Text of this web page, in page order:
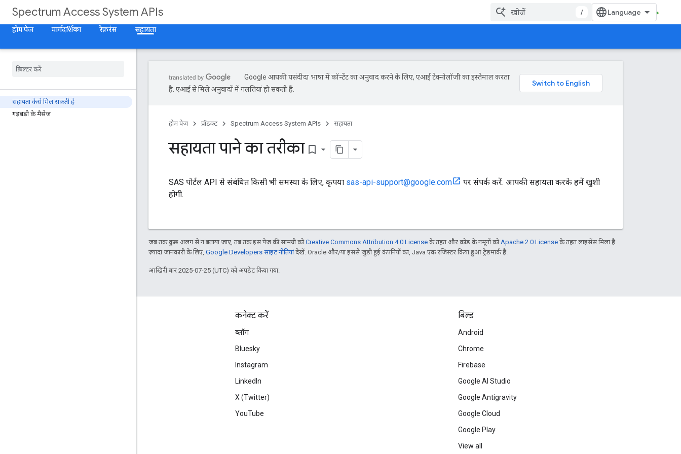
Spectrum Access System APIs
/
होम पेज
मार्गदर्शिका रेफ़रंस सहायता
सहायता कैसे मिल सकती है
गड़बड़ी के मैसेज
Google आपकी पसंदीदा भाषा में कॉन्टेंट का अनुवाद करने के लिए, एआई टेक्नोलॉजी का इस्तेमाल करता
है. एआई से मिले अनुवादों में गलतियां हो सकती हैं.
होम पेज प्रॉडक्ट Spectrum Access System APIs सहायता
सहायता पाने का तरीका bookmark_border
SAS पोर्टल API से संबंधित किसी भी समस्या के लिए, कृपया sas-api-support@google.com
पर संपर्क करें. आपकी सहायता करके हमें खुशी
होगी.
जब तक कुछ अलग से न बताया जाए, तब तक इस पेज की सामग्री कोCreative Commons Attribution 4.0 License के तहत और कोड के नमूनों को Apache 2.0 License के तहत लाइसेंस मिला है.
ज़्यादा जानकारी के लिए, Google Developers साइट नीतियांदेखें. Oracle और/या इससे जुड़ी हुई कंपनियों का, Java एक रजिस्टर किया हुआ ट्रेडमार्क है.
आखिरी बार 2025-07-25 (UTC) को अपडेट किया गया.
कनेक्ट करें
ब्लॉग
Bluesky
Instagram
LinkedIn
X (Twitter)
YouTube
बिल्ड
Android
Chrome
Firebase
Google AI Studio
Google Antigravity
Google Cloud
Google Play
View all